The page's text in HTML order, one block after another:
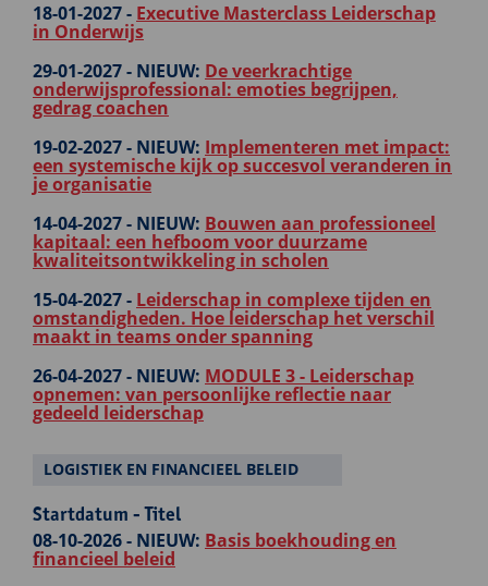
18-01-2027 - Executive Masterclass Leiderschap
in Onderwijs
29-01-2027 - NIEUW: De veerkrachtige
onderwijsprofessional: emoties begrijpen,
gedrag coachen
19-02-2027 - NIEUW: Implementeren met impact:
een systemische kijk op succesvol veranderen in
je organisatie
14-04-2027 - NIEUW: Bouwen aan professioneel
kapitaal: een hefboom voor duurzame
kwaliteitsontwikkeling in scholen
15-04-2027 - Leiderschap in complexe tijden en
omstandigheden. Hoe leiderschap het verschil
maakt in teams onder spanning
26-04-2027 - NIEUW: MODULE 3 - Leiderschap
opnemen: van persoonlijke reflectie naar
gedeeld leiderschap
LOGISTIEK EN FINANCIEEL BELEID
Startdatum - Titel
08-10-2026 - NIEUW: Basis boekhouding en
financieel beleid